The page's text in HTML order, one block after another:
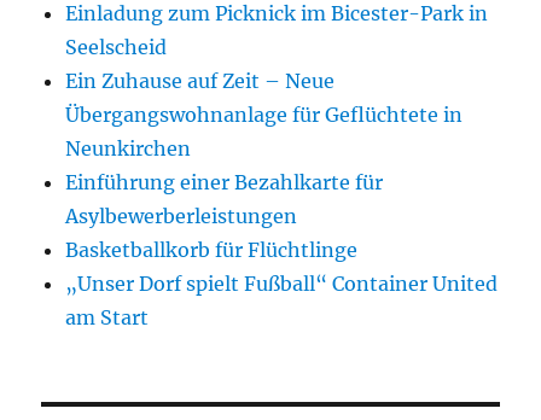
Einladung zum Picknick im Bicester-Park in
Seelscheid
Ein Zuhause auf Zeit – Neue
Übergangswohnanlage für Geflüchtete in
Neunkirchen
Einführung einer Bezahlkarte für
Asylbewerberleistungen
Basketballkorb für Flüchtlinge
„Unser Dorf spielt Fußball“ Container United
am Start